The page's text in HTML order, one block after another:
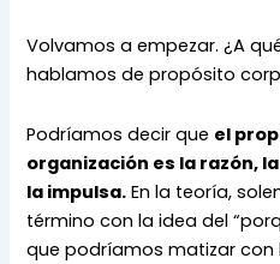
Volvamos a empezar. ¿A
hablamos de propósito
Podríamos decir que el
organización es la razón,
la impulsa. En la teoría,
término con la idea del
que podríamos matizar con